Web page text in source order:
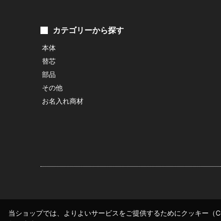
カテゴリーから探す
本体
替芯
部品
その他
お名入れ商材
当ショップでは、よりよいサービスをご提供するためにクッキー